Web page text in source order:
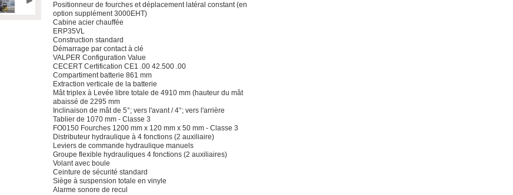
Positionneur de fourches et déplacement latéral constant (en
option supplément 3000EHT)
Cabine acier chauffée
ERP35VL
Construction standard
Démarrage par contact à clé
VALPER Configuration Value
CECERT Certification CE1 .00 42.500 .00
Compartiment batterie 861 mm
Extraction verticale de la batterie
Mât triplex à Levée libre totale de 4910 mm (hauteur du mât
abaissé de 2295 mm
Inclinaison de mât de 5°; vers l'avant / 4°; vers l'arrière
Tablier de 1070 mm - Classe 3
FO0150 Fourches 1200 mm x 120 mm x 50 mm - Classe 3
Distributeur hydraulique à 4 fonctions (2 auxiliaire)
Leviers de commande hydraulique manuels
Groupe flexible hydrauliques 4 fonctions (2 auxiliaires)
Volant avec boule
Ceinture de sécurité standard
Siège à suspension totale en vinyle
Alarme sonore de recul